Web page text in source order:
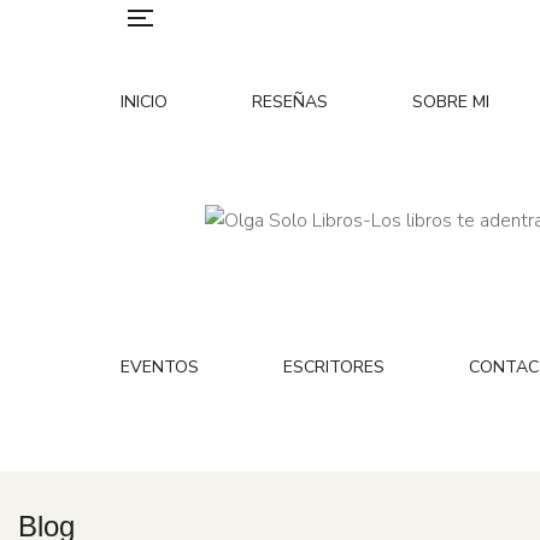
INICIO RESEÑAS SOBRE MI
EVENTOS ESCRITORES
Blog